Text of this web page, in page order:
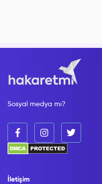
Sosyal medya mı?
İletişim